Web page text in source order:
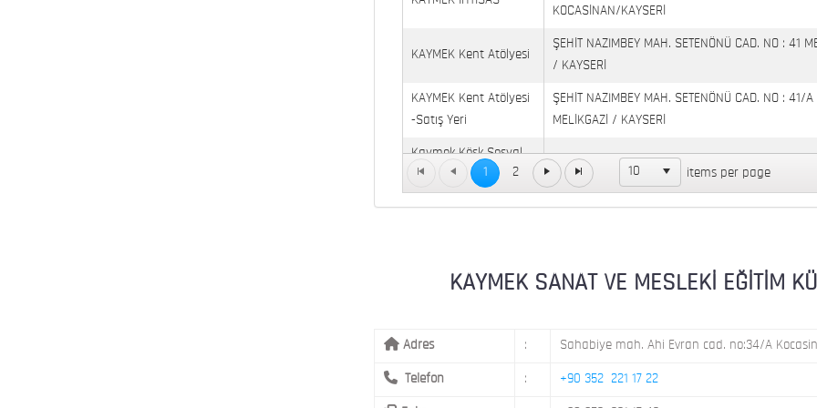
KOCASİNAN/KAYSERİ
KAYMEK Kent Atölyesi
ŞEHİT NAZIMBEY MAH. SETENÖNÜ CAD. NO : 41
/ KAYSERİ
KAYMEK Kent Atölyesi
-Satış Yeri
ŞEHİT NAZIMBEY MAH. SETENÖNÜ CAD. NO : 41/A
MELİKGAZİ / KAYSERİ
Kaymek Köşk Sosyal
Yaşam Merkezi
Köşk Mahallesi, Orgeneral Eşref Bitlis Bulvarı,
KAYMEK MOSTAR
KAYMEK TOKİ
MİMARSİNAN DEMOKRASİ MAH. FATİN RÜŞTÜ
1 2 10 items per page
KAYMEK SANAT VE MESLEKİ EĞİTİM
Adres : Sahabiye mah. Ahi Evran cad. no:34/A
Telefon : +90 352 221 17 22